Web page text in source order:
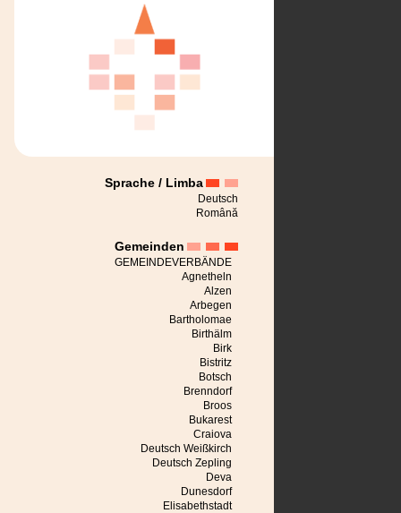
Sprache / Limba
Deutsch
Română
Gemeinden
GEMEINDEVERBÄNDE
Agnetheln
Alzen
Arbegen
Bartholomae
Birthälm
Birk
Bistritz
Botsch
Brenndorf
Broos
Bukarest
Craiova
Deutsch Weißkirch
Deutsch Zepling
Deva
Dunesdorf
Elisabethstadt